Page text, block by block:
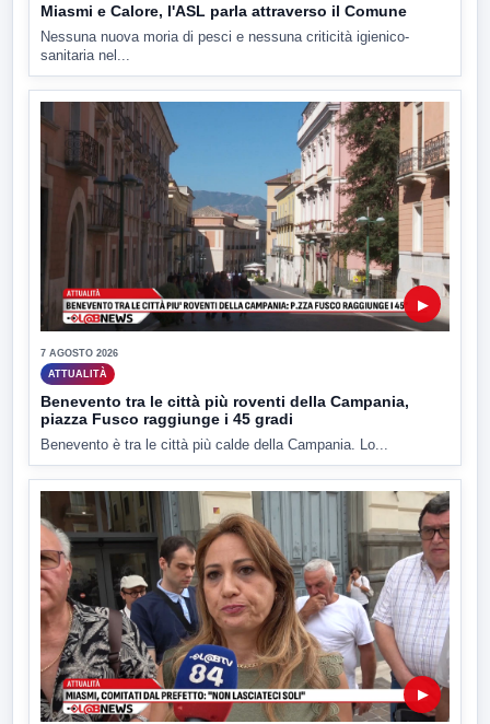
Miasmi e Calore, l'ASL parla attraverso il Comune
Nessuna nuova moria di pesci e nessuna criticità igienico-
sanitaria nel...
▶
7 AGOSTO 2026
ATTUALITÀ
Benevento tra le città più roventi della Campania,
piazza Fusco raggiunge i 45 gradi
Benevento è tra le città più calde della Campania. Lo...
▶